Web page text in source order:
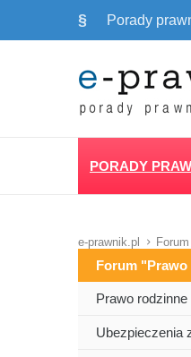
§ Porady
PORADY
e-prawnik.pl
Forum "Prawo
Prawo rodzinne
Ubezpieczenia